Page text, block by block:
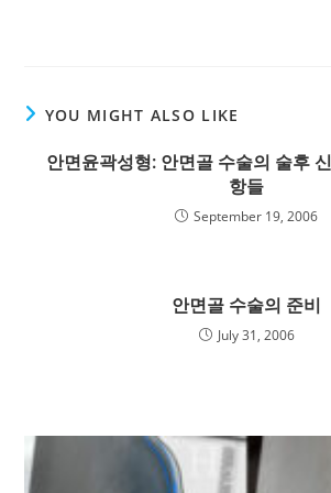
YOU MIGHT ALSO LIKE
안면윤곽성형: 안면골 수술의 술후
항들
September 19, 2006
안면골 수술의 준비
July 31, 2006